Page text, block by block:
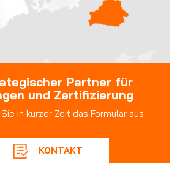
Partner für
und Zertifizierung
in kurzer Zeit das Formular aus
KONTAKT